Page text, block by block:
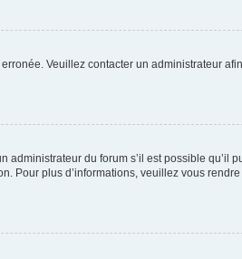
Veuillez contacter un administrateur
du forum s’il est possible qu’il
Pour plus d’informations, veuillez vous